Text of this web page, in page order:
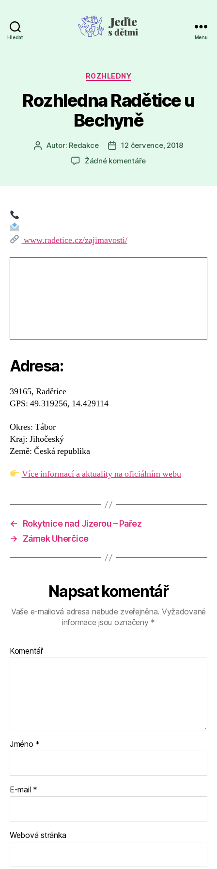
Hledat Menu
Rubriky
ROZHLEDNY
Rozhledna Radětice u
Bechyně
AutorAutor: Redakce
Datum
příspěvku
12 července, 2018
Žádné komentářeu
www.radetice.cz/zajimavosti/
Adresa:
39165, Radětice
GPS: 49.319256, 14.429114
Okres: Tábor
Kraj: Jihočeský
Země: Česká republika
Více informací a aktuality na oficiálním webu
←
Rokytnice nad Jizerou – Pařez
→
Zámek Uherčice
Napsat komentář
Vaše e-mailová adresa nebude zveřejněna. Vyžadované
informace jsou označeny *
Komentář
Jméno *
E-mail *
Webová stránka